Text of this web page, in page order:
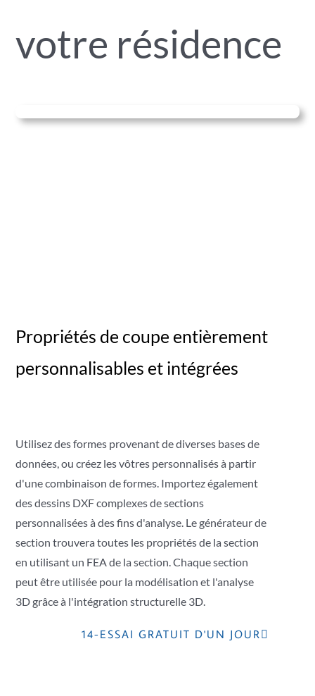
votre résidence
Propriétés de coupe entièrement
personnalisables et intégrées
Utilisez des formes provenant de diverses bases de
données, ou créez les vôtres personnalisés à partir
d'une combinaison de formes. Importez également
des dessins DXF complexes de sections
personnalisées à des fins d'analyse. Le générateur de
section trouvera toutes les propriétés de la section
en utilisant un FEA de la section. Chaque section
peut être utilisée pour la modélisation et l'analyse
3D grâce à l'intégration structurelle 3D.
14-ESSAI GRATUIT D'UN JOUR